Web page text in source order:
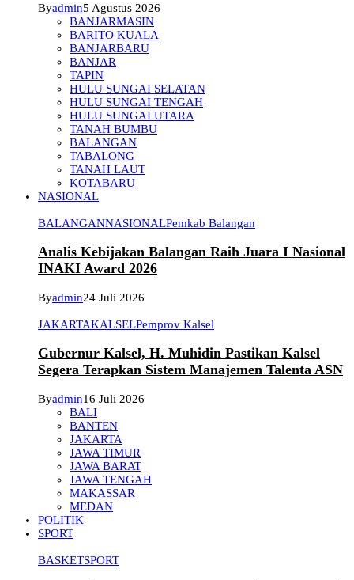
Byadmin5 Agustus 2026
BANJARMASIN
BARITO KUALA
BANJARBARU
BANJAR
TAPIN
HULU SUNGAI SELATAN
HULU SUNGAI TENGAH
HULU SUNGAI UTARA
TANAH BUMBU
BALANGAN
TABALONG
TANAH LAUT
KOTABARU
NASIONAL
BALANGANNASIONALPemkab Balangan
Analis Kebijakan Balangan Raih Juara I Nasional
INAKI Award 2026
Byadmin24 Juli 2026
JAKARTAKALSELPemprov Kalsel
Gubernur Kalsel, H. Muhidin Pastikan Kalsel
Segera Terapkan Sistem Manajemen Talenta ASN
Byadmin16 Juli 2026
BALI
BANTEN
JAKARTA
JAWA TIMUR
JAWA BARAT
JAWA TENGAH
MAKASSAR
MEDAN
POLITIK
SPORT
BASKETSPORT